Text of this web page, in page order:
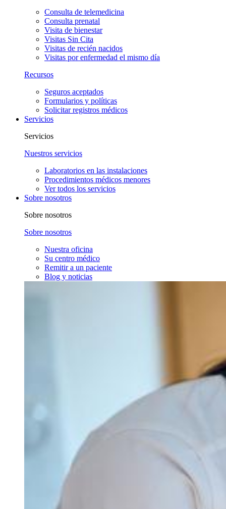
Consulta de telemedicina
Consulta prenatal
Visita de bienestar
Visitas Sin Cita
Visitas de recién nacidos
Visitas por enfermedad el mismo día
Recursos
Seguros aceptados
Formularios y políticas
Solicitar registros médicos
Servicios
Servicios
Nuestros servicios
Laboratorios en las instalaciones
Procedimientos médicos menores
Ver todos los servicios
Sobre nosotros
Sobre nosotros
Sobre nosotros
Nuestra oficina
Su centro médico
Remitir a un paciente
Blog y noticias